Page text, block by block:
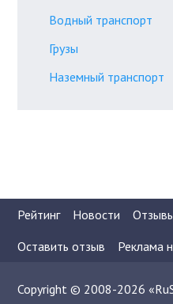
Водный транспорт
Грузы
Наземный транспорт
Рейтинг Новости
Оставить отзыв
Реклама
Copyright © 2008-2026